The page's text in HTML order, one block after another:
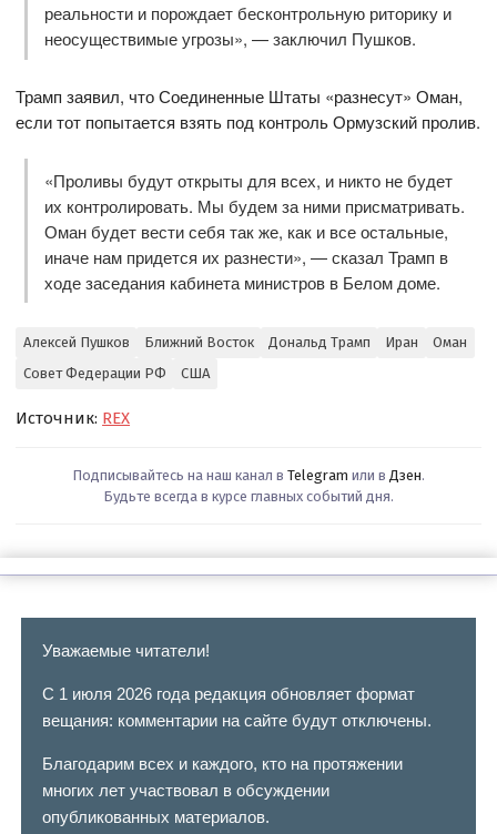
реальности и порождает бесконтрольную риторику и
неосуществимые угрозы», — заключил Пушков.
Трамп заявил, что Соединенные Штаты «разнесут» Оман,
если тот попытается взять под контроль Ормузский пролив.
«Проливы будут открыты для всех, и никто не будет
их контролировать. Мы будем за ними присматривать.
Оман будет вести себя так же, как и все остальные,
иначе нам придется их разнести», — сказал Трамп в
ходе заседания кабинета министров в Белом доме.
Алексей Пушков Ближний Восток Дональд Трамп Иран
Оман
Совет Федерации РФ
США
Источник: REX
Подписывайтесь на наш канал в Telegram или в Дзен.
Будьте всегда в курсе главных событий дня.
Уважаемые читатели!
С 1 июля 2026 года редакция обновляет формат
вещания: комментарии на сайте будут отключены.
Благодарим всех и каждого, кто на протяжении
многих лет участвовал в обсуждении
опубликованных материалов.